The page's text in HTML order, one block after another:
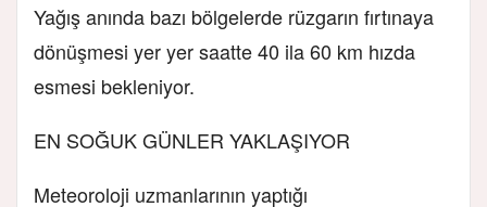
Yağış anında bazı bölgelerde rüzgarın fırtınaya
dönüşmesi yer yer saatte 40 ila 60 km hızda
esmesi bekleniyor.
EN SOĞUK GÜNLER YAKLAŞIYOR
Meteoroloji uzmanlarının yaptığı